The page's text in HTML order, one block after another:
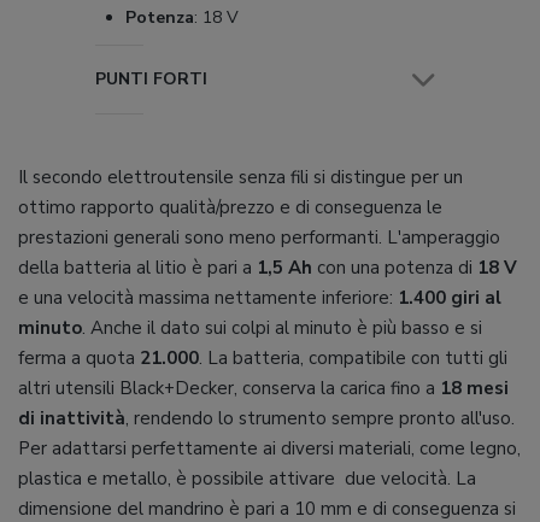
Potenza: 18 V
PUNTI FORTI
Il secondo elettroutensile senza fili si distingue per un
ottimo rapporto qualità/prezzo e di conseguenza le
prestazioni generali sono meno performanti. L'amperaggio
della batteria al litio è pari a 1,5 Ah con una potenza di 18 V
e una velocità massima nettamente inferiore: 1.400 giri al
minuto. Anche il dato sui colpi al minuto è più basso e si
ferma a quota 21.000. La batteria, compatibile con tutti gli
altri utensili Black+Decker, conserva la carica fino a 18 mesi
di inattività, rendendo lo strumento sempre pronto all'uso.
Per adattarsi perfettamente ai diversi materiali, come legno,
plastica e metallo, è possibile attivare due velocità. La
dimensione del mandrino è pari a 10 mm e di conseguenza si